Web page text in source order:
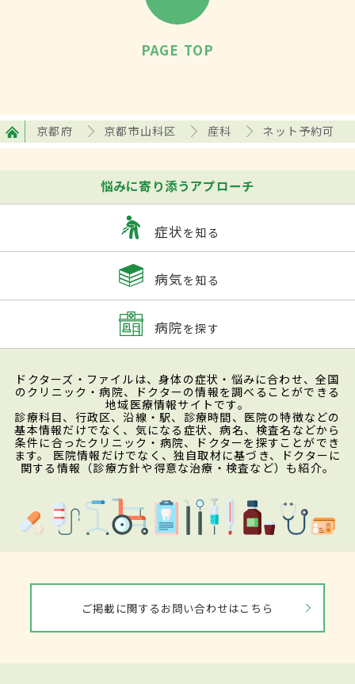
PAGE TOP
京都府 京都市山科区 産科 ネット予約可
悩みに寄り添うアプローチ
症状を知る
病気を知る
病院を探す
ドクターズ・ファイルは、身体の症状・悩みに合わせ、全国
のクリニック・病院、ドクターの情報を調べることができる
地域医療情報サイトです。
診療科目、行政区、沿線・駅、診療時間、医院の特徴などの
基本情報だけでなく、気になる症状、病名、検査名などから
条件に合ったクリニック・病院、ドクターを探すことができ
ます。 医院情報だけでなく、独自取材に基づき、ドクターに
関する情報（診療方針や得意な治療・検査など）も紹介。
ご掲載に関するお問い合わせはこちら